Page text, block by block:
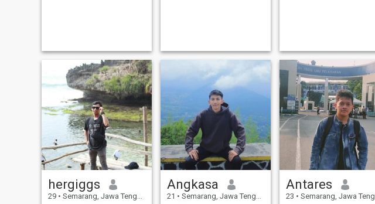
hergiggs
29 • Semarang, Jawa Tengah, Indonesien
Angkasa
21 • Semarang, Jawa Tengah, Indonesien
Antares
23 • Semarang, Jawa Tengah, Indonesien